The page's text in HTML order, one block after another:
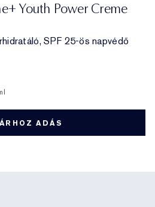
Youth Power Creme
SPF 25-ös napvédő
ADÁS